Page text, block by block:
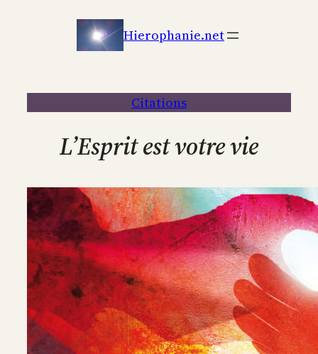
Hierophanie.net
Citations
L’Esprit est votre vie